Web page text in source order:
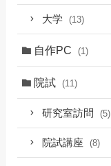
大学 (13)
自作PC (1)
院試 (11)
研究室訪問 (5)
院試講座 (8)